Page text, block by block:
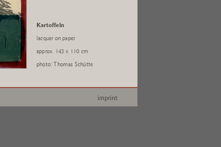
Kartoffeln
lacquer on paper
approx. 143 x 110 cm
photo: Thomas Schütte